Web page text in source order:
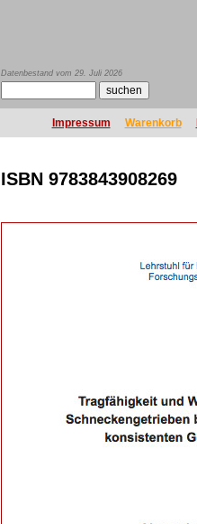
Datenbestand vom 29. Juli 2026
Impressum Warenkorb
ISBN 9783843908269